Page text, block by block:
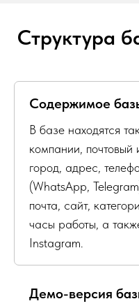
Структура
Содержимое
В базе находятся
компании, почтовый
город, адрес,
(WhatsApp,
почта, сайт,
часы работы, а
Instagram.
Демо-версия